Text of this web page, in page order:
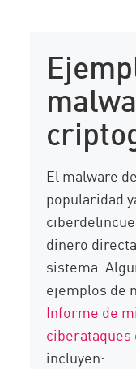
El malware
popularidad
dinero
sistema.
ejemplos de
Informe de
ciberataques
incluyen: